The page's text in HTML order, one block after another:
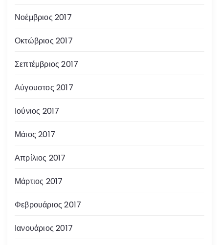
Νοέμβριος 2017
Οκτώβριος 2017
Σεπτέμβριος 2017
Αύγουστος 2017
Ιούνιος 2017
Μάιος 2017
Απρίλιος 2017
Μάρτιος 2017
Φεβρουάριος 2017
Ιανουάριος 2017